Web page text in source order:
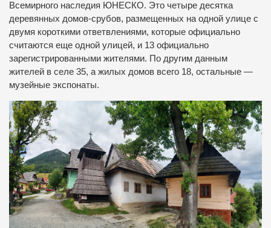
Всемирного наследия ЮНЕСКО. Это четыре десятка
деревянных домов-срубов, размещенных на одной улице с
двумя короткими ответвлениями, которые официально
считаются еще одной улицей, и 13 официально
зарегистрированными жителями. По другим данным
жителей в селе 35, а жилых домов всего 18, остальные —
музейные экспонаты.